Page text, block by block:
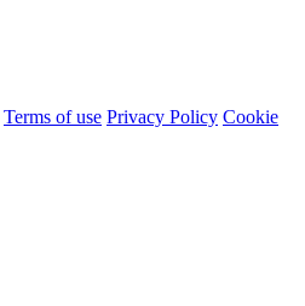
Terms of use Privacy Policy Cookie